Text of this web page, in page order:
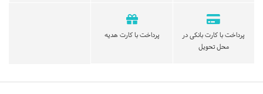
پرداخت با کارت بانکی در
محل تحویل
پرداخت با کارت هدیه